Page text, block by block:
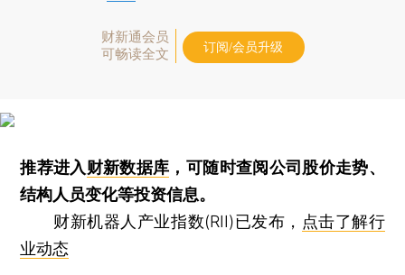
财新通会员
可畅读全文
订阅/会员升级
推荐进入财新数据库 ，可随时查阅公司股价走势、
结构人员变化等投资信息。
财新机器人产业指数(RII)已发布， 点击了解行
业动态